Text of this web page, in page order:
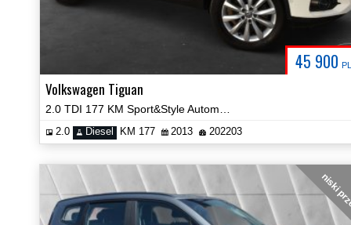
45 900
Volkswagen Tiguan
2.0 Diesel KM 177 2013 202203
niski